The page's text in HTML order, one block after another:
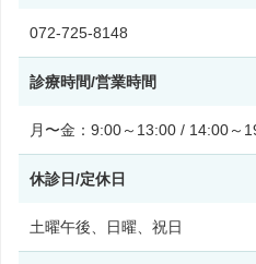
072-725-8148
診療時間/営業時間
月〜金：9:00～13:00 / 14:00～
休診日/定休日
土曜午後、日曜、祝日